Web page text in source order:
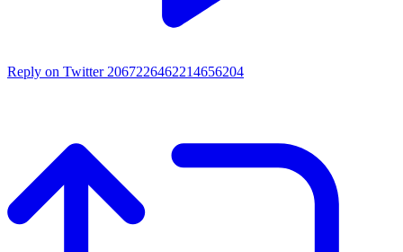
Reply on Twitter 2067226462214656204